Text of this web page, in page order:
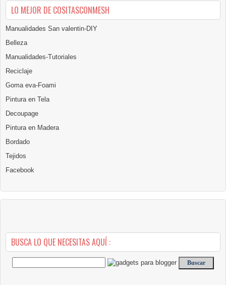
LO MEJOR DE COSITASCONMESH
Manualidades San valentin-DIY
Belleza
Manualidades-Tutoriales
Reciclaje
Goma eva-Foami
Pintura en Tela
Decoupage
Pintura en Madera
Bordado
Tejidos
Facebook
BUSCA LO QUE NECESITAS AQUÍ :